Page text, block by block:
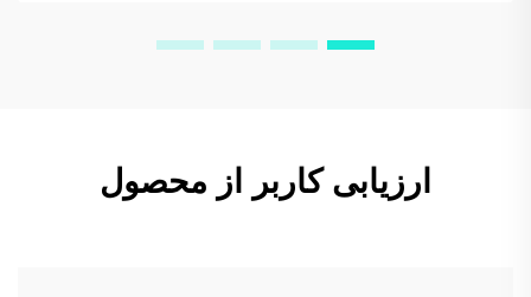
ارزیابی کاربر از محصول